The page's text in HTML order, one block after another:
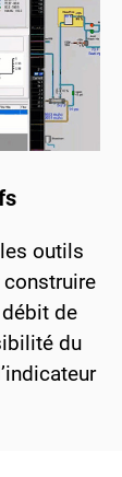
outils
construire
de
du